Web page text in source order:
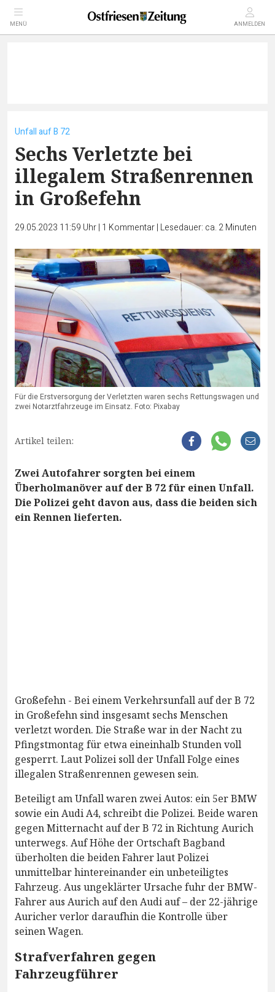
MENÜ ANMELDEN
Unfall auf B 72
Sechs Verletzte bei
illegalem Straßenrennen
in Großefehn
29.05.2023 11:59 Uhr| 1 Kommentar| Lesedauer: ca. 2 Minuten
Für die Erstversorgung der Verletzten waren sechs Rettungswagen und
zwei Notarztfahrzeuge im Einsatz. Foto: Pixabay
Artikel teilen:
Zwei Autofahrer sorgten bei einem
Überholmanöver auf der B 72 für einen Unfall.
Die Polizei geht davon aus, dass die beiden sich
ein Rennen lieferten.
Großefehn - Bei einem Verkehrsunfall auf der B 72
in Großefehn sind insgesamt sechs Menschen
verletzt worden. Die Straße war in der Nacht zu
Pfingstmontag für etwa eineinhalb Stunden voll
gesperrt. Laut Polizei soll der Unfall Folge eines
illegalen Straßenrennen gewesen sein.
Beteiligt am Unfall waren zwei Autos: ein 5er BMW
sowie ein Audi A4, schreibt die Polizei. Beide waren
gegen Mitternacht auf der B 72 in Richtung Aurich
unterwegs. Auf Höhe der Ortschaft Bagband
überholten die beiden Fahrer laut Polizei
unmittelbar hintereinander ein unbeteiligtes
Fahrzeug. Aus ungeklärter Ursache fuhr der BMW-
Fahrer aus Aurich auf den Audi auf – der 22-jährige
Auricher verlor daraufhin die Kontrolle über
seinen Wagen.
Strafverfahren gegen
Fahrzeugführer